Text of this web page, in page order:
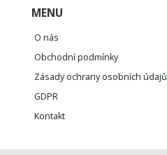
MENU
O nás
Obchodní podmínky
Zásady ochrany osobních údajů
GDPR
Kontakt